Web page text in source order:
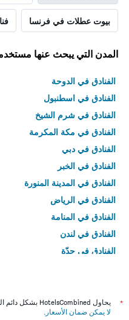
بيوت عطلات في فرنسا
المدن التي يبحث عنها
الفنادق في الدوحة
الفنادق في اسطنبول
الفنادق في شرم الشيخ
الفنادق في مكة المكرمة
الفنادق في دبي
الفنادق في الخبر
الفنادق في المدينة المنورة
الفنادق في الرياض
الفنادق في المنامة
الفنادق في لندن
الفنادق في جدّة
*
يحاول HotelsCombined بشكل دائم الحصول على الأسعار الدقيقة، ولكن
لا يمكن ضمان الأسعار .